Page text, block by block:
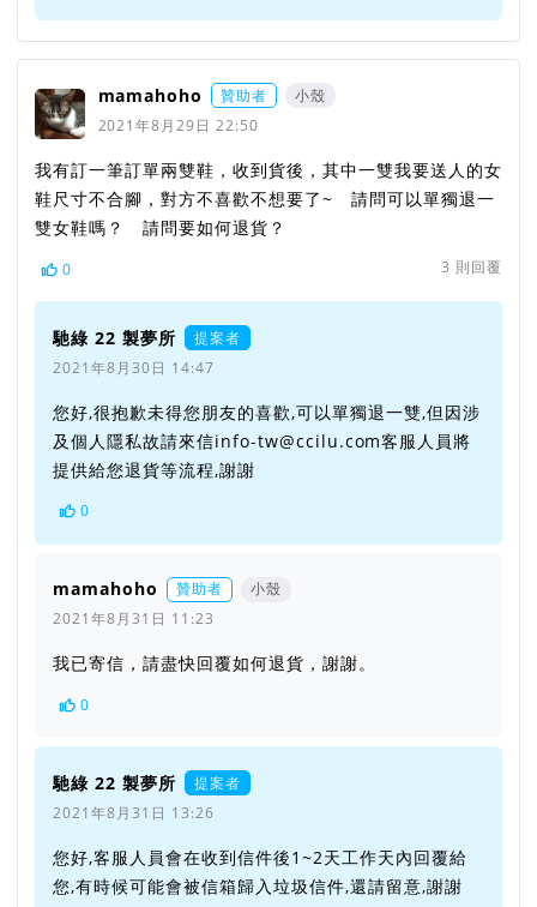
mamahoho 贊助者
小殼
2021年8月29日 22:50
我有訂一筆訂單兩雙鞋，收到貨後，其中一雙我要送人的女
鞋尺寸不合腳，對方不喜歡不想要了~ 請問可以單獨退一
雙女鞋嗎？ 請問要如何退貨？
0 3則回覆
馳綠 22 製夢所
提案者
2021年8月30日 14:47
您好,很抱歉未得您朋友的喜歡,可以單獨退一雙,但因涉
及個人隱私故請來信info-tw@ccilu.com客服人員將
提供給您退貨等流程,謝謝
0
mamahoho 贊助者
小殼
2021年8月31日 11:23
我已寄信，請盡快回覆如何退貨，謝謝。
0
馳綠 22 製夢所
提案者
2021年8月31日 13:26
您好,客服人員會在收到信件後1~2天工作天內回覆給
您,有時候可能會被信箱歸入垃圾信件,還請留意,謝謝